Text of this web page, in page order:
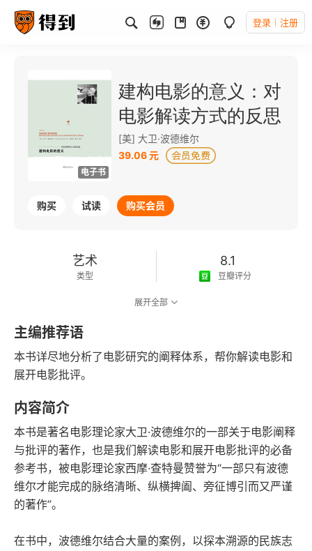
登录 注册
电子书
建构电影的意义：对
电影解读方式的反思
[美] 大卫·波德维尔
39.06 元
购买 试读 购买会员
艺术
类型
8.1
豆瓣评分
2017-11-01
发行日期
展开全部
主编推荐语
本书详尽地分析了电影研究的阐释体系，帮你解读电影和
展开电影批评。
内容简介
本书是著名电影理论家大卫·波德维尔的一部关于电影阐释
与批评的著作，也是我们解读电影和展开电影批评的必备
参考书，被电影理论家西摩·查特曼赞誉为“一部只有波德
维尔才能完成的脉络清晰、纵横捭阖、旁征博引而又严谨
的著作”。
在书中，波德维尔结合大量的案例，以探本溯源的民族志